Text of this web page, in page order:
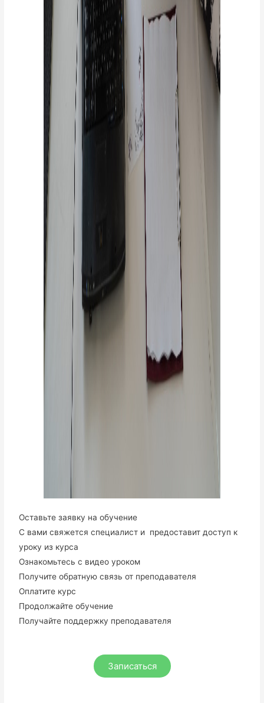
Оставьте заявку на обучение
С вами свяжется специалист и предоставит доступ к
уроку из курса
Ознакомьтесь с видео уроком
Получите обратную связь от преподавателя
Оплатите курс
Продолжайте обучение
Получайте поддержку преподавателя
Записаться